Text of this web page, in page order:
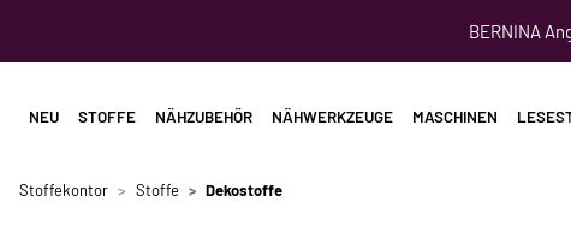
BERNINA
NEU STOFFE NÄHZUBEHÖR NÄHWERKZEUGE MASCHINEN
Stoffekontor Stoffe Dekostoffe